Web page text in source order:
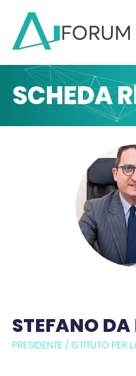
SCHEDA
STEFANO DA
PRESIDENTE / ISTITUTO